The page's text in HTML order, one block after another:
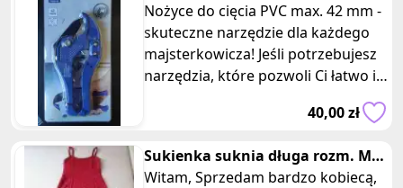
Nożyce do cięcia PVC max. 42 mm -
skuteczne narzędzie dla każdego
majsterkowicza! Jeśli potrzebujesz
narzędzia, które pozwoli Ci łatwo i
40,00 zł
Sukienka suknia długa rozm. M
na karnawał studniówkę wesele
Witam, Sprzedam bardzo kobiecą,